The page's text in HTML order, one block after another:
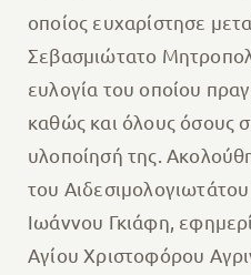
οποίος ευχαρίστησε
Σεβασμιώτατο
ευλογία του οποίου
καθώς και όλους όσους
υλοποίησή της.
του
Ιωάννου Γκιάφη,
Αγίου Χριστοφόρου